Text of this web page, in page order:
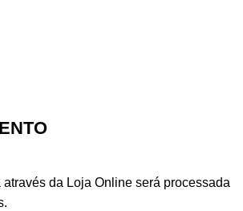
da Loja Online será processada